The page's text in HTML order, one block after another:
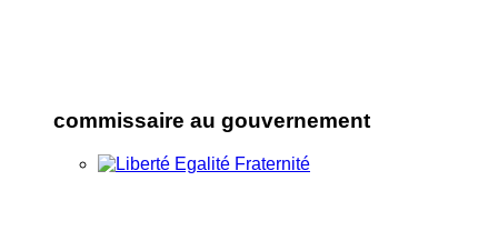
commissaire au gouvernement